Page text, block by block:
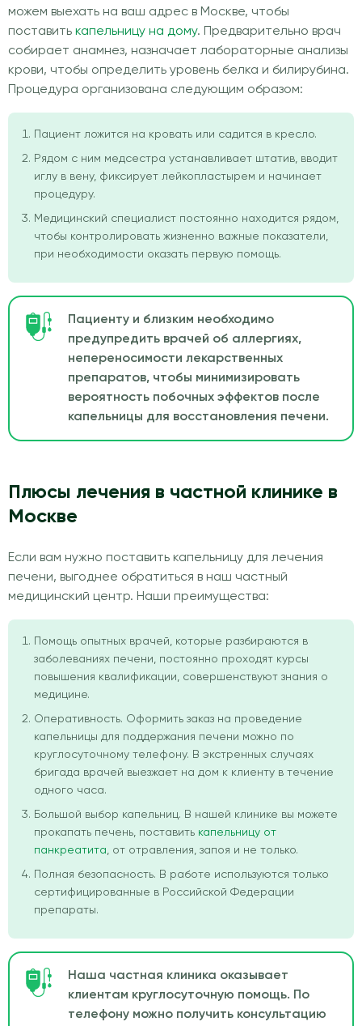
можем выехать на ваш адрес в Москве, чтобы
поставить капельницу на дому. Предварительно врач
собирает анамнез, назначает лабораторные анализы
крови, чтобы определить уровень белка и билирубина.
Процедура организована следующим образом:
Пациент ложится на кровать или садится в кресло.
Рядом с ним медсестра устанавливает штатив, вводит
иглу в вену, фиксирует лейкопластырем и начинает
процедуру.
Медицинский специалист постоянно находится рядом,
чтобы контролировать жизненно важные показатели,
при необходимости оказать первую помощь.
Пациенту и близким необходимо
предупредить врачей об аллергиях,
непереносимости лекарственных
препаратов, чтобы минимизировать
вероятность побочных эффектов после
капельницы для восстановления печени.
Плюсы лечения в частной клинике в
Москве
Если вам нужно поставить капельницу для лечения
печени, выгоднее обратиться в наш частный
медицинский центр. Наши преимущества:
Помощь опытных врачей, которые разбираются в
заболеваниях печени, постоянно проходят курсы
повышения квалификации, совершенствуют знания о
медицине.
Оперативность. Оформить заказ на проведение
капельницы для поддержания печени можно по
круглосуточному телефону. В экстренных случаях
бригада врачей выезжает на дом к клиенту в течение
одного часа.
Большой выбор капельниц. В нашей клинике вы можете
прокапать печень, поставить капельницу от
панкреатита , от отравления, запоя и не только.
Полная безопасность. В работе используются только
сертифицированные в Российской Федерации
препараты.
Наша частная клиника оказывает
клиентам круглосуточную помощь. По
телефону можно получить консультацию